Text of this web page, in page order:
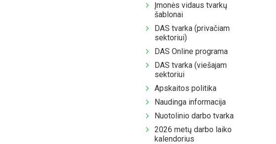
Įmonės vidaus tvarkų
šablonai
DAS tvarka (privačiam
sektoriui)
DAS Online programa
DAS tvarka (viešajam
sektoriui
Apskaitos politika
Naudinga informacija
Nuotolinio darbo tvarka
2026 metų darbo laiko
kalendorius